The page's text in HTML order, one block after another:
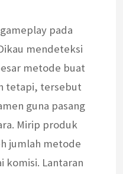
pada
mendeteksi
metode buat
tetapi, tersebut
guna pasang
Mirip produk
jumlah metode
komisi. Lantaran